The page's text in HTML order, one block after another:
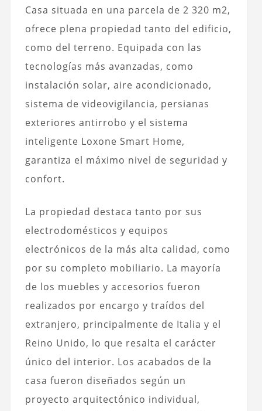
Casa situada en una parcela de 2 320 m2,
ofrece plena propiedad tanto del edificio,
como del terreno. Equipada con las
tecnologías más avanzadas, como
instalación solar, aire acondicionado,
sistema de videovigilancia, persianas
exteriores antirrobo y el sistema
inteligente Loxone Smart Home,
garantiza el máximo nivel de seguridad y
confort.
La propiedad destaca tanto por sus
electrodomésticos y equipos
electrónicos de la más alta calidad, como
por su completo mobiliario. La mayoría
de los muebles y accesorios fueron
realizados por encargo y traídos del
extranjero, principalmente de Italia y el
Reino Unido, lo que resalta el carácter
único del interior. Los acabados de la
casa fueron diseñados según un
proyecto arquitectónico individual,